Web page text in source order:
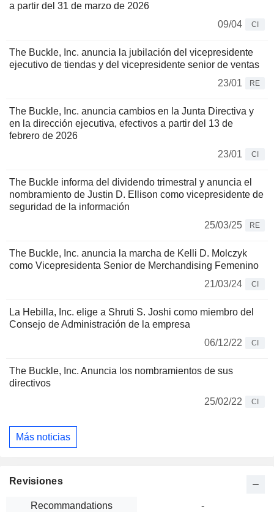
a partir del 31 de marzo de 2026
09/04
CI
The Buckle, Inc. anuncia la jubilación del vicepresidente
ejecutivo de tiendas y del vicepresidente senior de ventas
23/01
RE
The Buckle, Inc. anuncia cambios en la Junta Directiva y
en la dirección ejecutiva, efectivos a partir del 13 de
febrero de 2026
23/01
CI
The Buckle informa del dividendo trimestral y anuncia el
nombramiento de Justin D. Ellison como vicepresidente de
seguridad de la información
25/03/25
RE
The Buckle, Inc. anuncia la marcha de Kelli D. Molczyk
como Vicepresidenta Senior de Merchandising Femenino
21/03/24
CI
La Hebilla, Inc. elige a Shruti S. Joshi como miembro del
Consejo de Administración de la empresa
06/12/22
CI
The Buckle, Inc. Anuncia los nombramientos de sus
directivos
25/02/22
CI
Más noticias
Revisiones
Recommandations
-